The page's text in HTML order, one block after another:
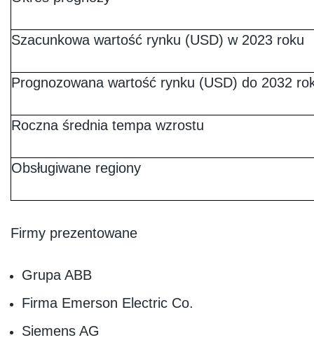
Szacunkowa wartość rynku (USD) w 2023 roku
Prognozowana wartość rynku (USD) do 2032
Roczna średnia tempa wzrostu
Obsługiwane regiony
Firmy prezentowane
Grupa ABB
Firma Emerson Electric Co.
Siemens AG